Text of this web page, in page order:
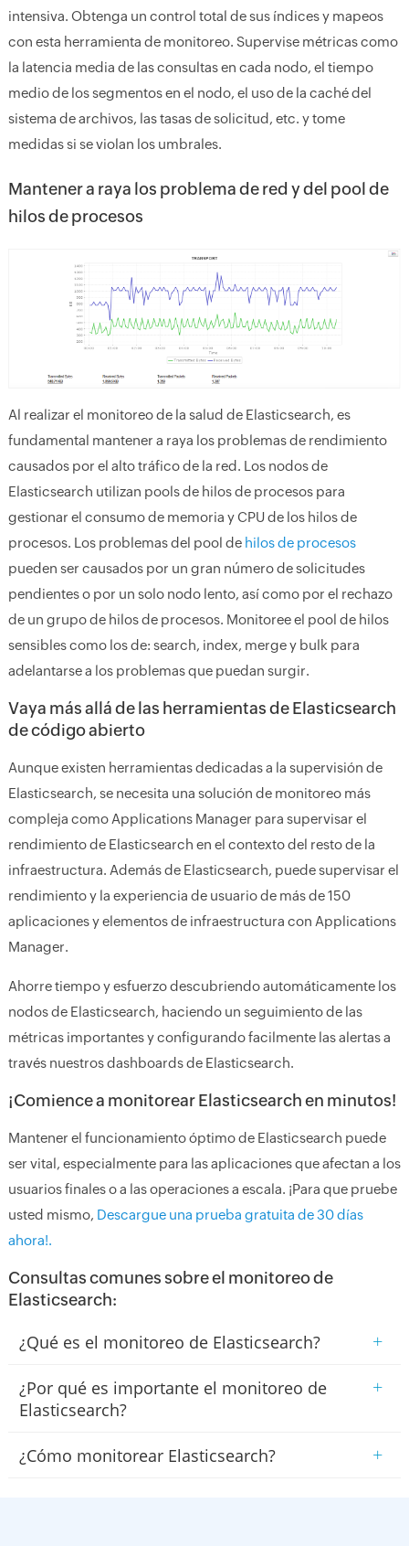
intensiva. Obtenga un control total de sus índices y mapeos
con esta herramienta de monitoreo. Supervise métricas como
la latencia media de las consultas en cada nodo, el tiempo
medio de los segmentos en el nodo, el uso de la caché del
sistema de archivos, las tasas de solicitud, etc. y tome
medidas si se violan los umbrales.
Mantener a raya los problema de red y del pool de
hilos de procesos
Al realizar el monitoreo de la salud de Elasticsearch, es
fundamental mantener a raya los problemas de rendimiento
causados por el alto tráfico de la red. Los nodos de
Elasticsearch utilizan pools de hilos de procesos para
gestionar el consumo de memoria y CPU de los hilos de
procesos. Los problemas del pool de hilos de procesos
pueden ser causados por un gran número de solicitudes
pendientes o por un solo nodo lento, así como por el rechazo
de un grupo de hilos de procesos. Monitoree el pool de hilos
sensibles como los de: search, index, merge y bulk para
adelantarse a los problemas que puedan surgir.
Vaya más allá de las herramientas de Elasticsearch
de código abierto
Aunque existen herramientas dedicadas a la supervisión de
Elasticsearch, se necesita una solución de monitoreo más
compleja como Applications Manager para supervisar el
rendimiento de Elasticsearch en el contexto del resto de la
infraestructura. Además de Elasticsearch, puede supervisar el
rendimiento y la experiencia de usuario de más de 150
aplicaciones y elementos de infraestructura con Applications
Manager.
Ahorre tiempo y esfuerzo descubriendo automáticamente los
nodos de Elasticsearch, haciendo un seguimiento de las
métricas importantes y configurando facilmente las alertas a
través nuestros dashboards de Elasticsearch.
¡Comience a monitorear Elasticsearch en minutos!
Mantener el funcionamiento óptimo de Elasticsearch puede
ser vital, especialmente para las aplicaciones que afectan a los
usuarios finales o a las operaciones a escala. ¡Para que pruebe
usted mismo, Descargue una prueba gratuita de 30 días
ahora!.
Consultas comunes sobre el monitoreo de
Elasticsearch:
¿Qué es el monitoreo de Elasticsearch? +
¿Por qué es importante el monitoreo de
Elasticsearch?
+
¿Cómo monitorear Elasticsearch? +